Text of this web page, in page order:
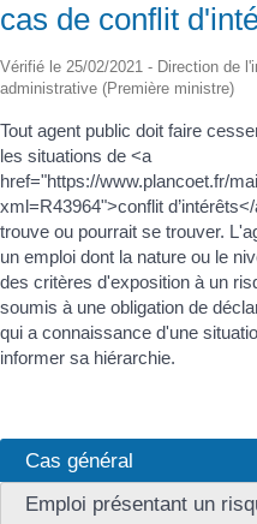
cas de conflit
Vérifié le 25/02/2021 - Direction de
administrative (Première ministre)
Tout agent public doit faire
les situations de <a
href="https://www.plancoet.fr/
xml=R43964">conflit
trouve ou pourrait se trouver.
un emploi dont la nature ou le
des critères d'exposition à un
soumis à une obligation de
qui a connaissance d'une
informer sa hiérarchie.
Cas général
Emploi présentant un